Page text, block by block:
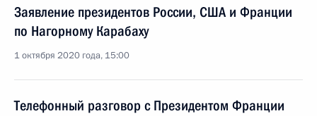
Заявление президентов России, США и Франции
по Нагорному Карабаху
1 октября 2020 года, 15:00
Телефонный разговор с Президентом Франции